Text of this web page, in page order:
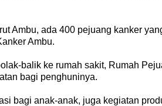
Ambu, ada 400 pejuang kanker
Ambu.
balik ke rumah sakit, Rumah
bagi penghuninya.
bagi anak-anak, juga kegiatan